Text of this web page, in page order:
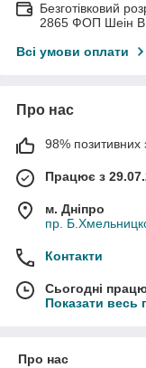
Безготівковий
2865 ФОП Шеін
Всі умови оплати
Про нас
98% позитивних
Працює з
м. Дніпро
пр.
Контакти
Сьогодні
Показати весь
Про нас